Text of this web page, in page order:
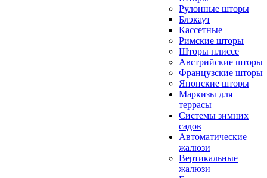
Рулонные шторы
Блэкаут
Кассетные
Римские шторы
Шторы плиссе
Австрийские шторы
Французские шторы
Японские шторы
Маркизы для
террасы
Системы зимних
садов
Автоматические
жалюзи
Вертикальные
жалюзи